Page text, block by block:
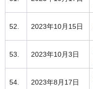
52. 2023年10月15日
53. 2023年10月3日
54. 2023年8月17日